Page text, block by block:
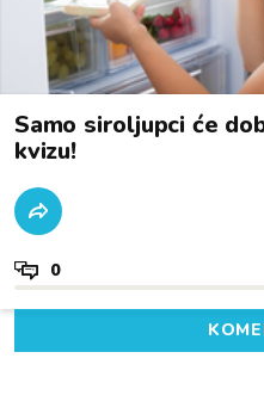
Samo siroljupci će
kvizu!
0